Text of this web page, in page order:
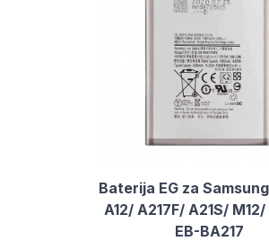
Baterija EG za
A12/ A217F/ A21S/ M12/
EB-BA217